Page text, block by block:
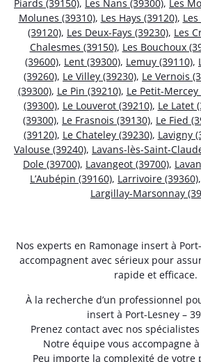
Piards (39150), Les Nans (39300), Les
Molunes (39310), Les Hays (39120),
(39120), Les Deux-Fays (39230), Les
Chalesmes (39150), Les Bouchoux
(39600), Lent (39300), Lemuy (39110),
(39260), Le Villey (39230), Le Vernois
(39300), Le Pin (39210), Le Petit-Mercey
(39300), Le Louverot (39210), Le Latet
(39300), Le Frasnois (39130), Le Fied
(39120), Le Chateley (39230), Lavigny
Valouse (39240), Lavans-lès-Saint-
Dole (39700), Lavangeot (39700),
L’Aubépin (39160), Larrivoire (39360),
Largillay-Marsonnay
Nos experts en Ramonage insert à
accompagnent avec sérieux pour
rapide et efficace.
À la recherche d’un professionnel
insert à Port-Lesney –
Prenez contact avec nos
Notre équipe vous accompagne
Peu importe la complexité de votre